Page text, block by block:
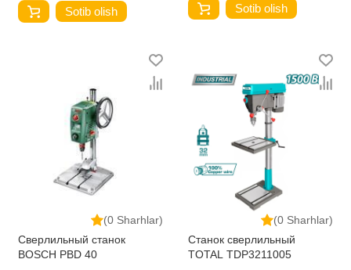
Sotib olish
Sotib olish
(0 Sharhlar)
Сверлильный станок
BOSCH PBD 40
(0 Sharhlar)
Станок сверлильный
TOTAL TDP3211005